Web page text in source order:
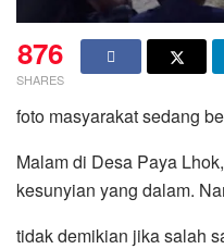
876
SHARES
foto masyarakat sedang
Malam di Desa Paya
kesunyian yang dalam.
tidak demikian jika salah